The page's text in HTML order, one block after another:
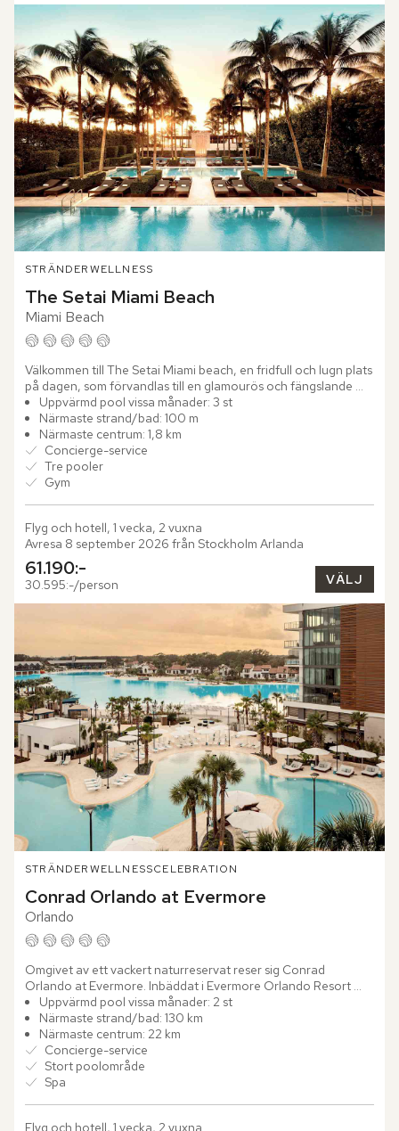
STRÄNDERWELLNESS
The Setai Miami Beach
Miami Beach
Välkommen till The Setai Miami beach, en fridfull och lugn plats
på dagen, som förvandlas till en glamourös och fängslande
scen på natten. Hotellet är en internationell ledare inom...
Uppvärmd pool vissa månader: 3 st
Närmaste strand/bad: 100 m
Närmaste centrum: 1,8 km
Concierge-service
Tre pooler
Gym
Flyg och hotell, 1 vecka, 2 vuxna
Avresa 8 september 2026 från Stockholm Arlanda
61.190:-
30.595:-/person VÄLJ
STRÄNDERWELLNESSCELEBRATION
Conrad Orlando at Evermore
Orlando
Omgivet av ett vackert naturreservat reser sig Conrad
Orlando at Evermore. Inbäddat i Evermore Orlando Resort
erbjuder hotellet ett spännande äventyrsparadis. Den vita...
Uppvärmd pool vissa månader: 2 st
Närmaste strand/bad: 130 km
Närmaste centrum: 22 km
Concierge-service
Stort poolområde
Spa
Flyg och hotell, 1 vecka, 2 vuxna